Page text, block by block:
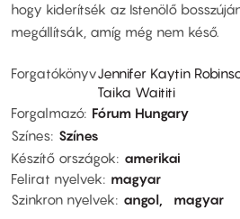
hogy kiderítsék az Istenölő
megállítsák, amíg még nem késő.
ForgatókönyvJennifer Kaytin
Taika Waititi
Forgalmazó Fórum Hungary
Színes Színes
Készítő országok
amerikai
Felirat nyelvek
magyar
Szinkron nyelvek
angol magyar